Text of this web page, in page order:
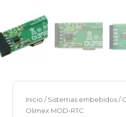
Inicio /Sistemas embebidos/
Olimex MOD-RTC